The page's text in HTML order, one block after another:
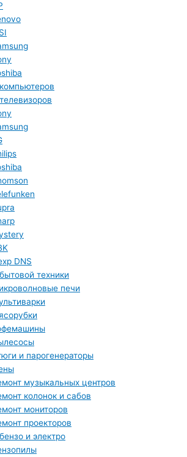
DNS
техники
печи
и парогенераторы
музыкальных центров
колонок и сабов
мониторов
проекторов
и электро